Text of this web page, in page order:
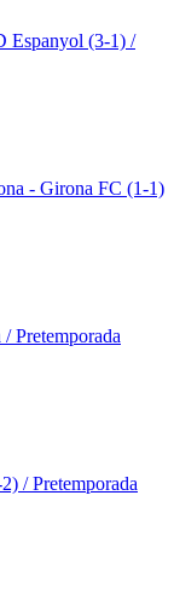
Espanyol (3-1) /
- Girona FC (1-1)
Pretemporada
/ Pretemporada